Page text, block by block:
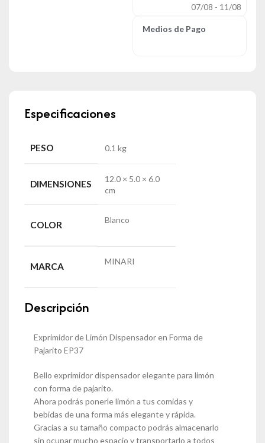
07/08 - 11/08
Medios de Pago
Especificaciones
PESO 0.1 kg
DIMENSIONES
12.0 × 5.0 × 6.0
cm
COLOR Blanco
MARCA MINARI
Descripción
Exprimidor de Limón Dispensador en Forma de
Pajarito EP37
Bello exprimidor dispensador elegante para limón
con forma de pajarito.
Ahora podrás ponerle limón a tus comidas y
bebidas de una forma más elegante y rápida.
Gracias a su tamaño compacto podrás almacenarlo
sin ocupar mucho espacio y transportarlo a todos